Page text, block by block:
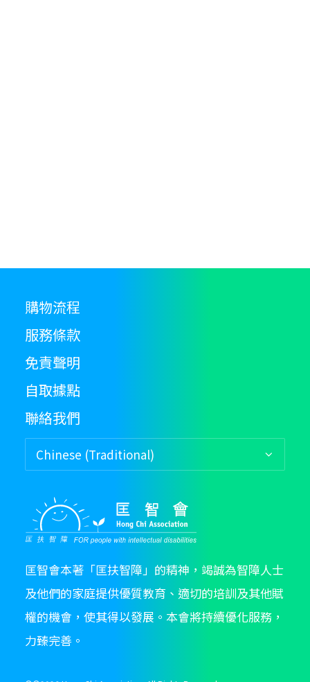
購物流程
服務條款
免責聲明
自取據點
聯絡我們
匡智會本著「匡扶智障」的精神，竭誠為智障人士
及他們的家庭提供優質教育、適切的培訓及其他賦
權的機會，使其得以發展。本會將持續優化服務，
力臻完善。